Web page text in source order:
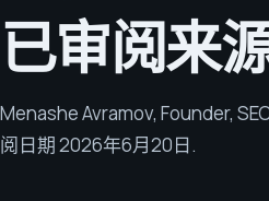
已审阅来
Menashe Avramov, Founder,
阅日期2026年6月20日.